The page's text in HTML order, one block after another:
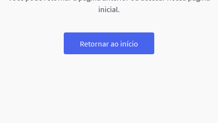
inicial.
Retornar ao início